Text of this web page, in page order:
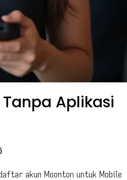
Aplikasi
akun Moonton untuk Mobile